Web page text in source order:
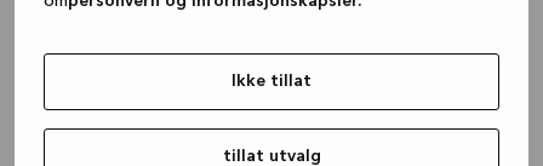
Ikke tillat
tillat utvalg
(see the browser console for more
information).